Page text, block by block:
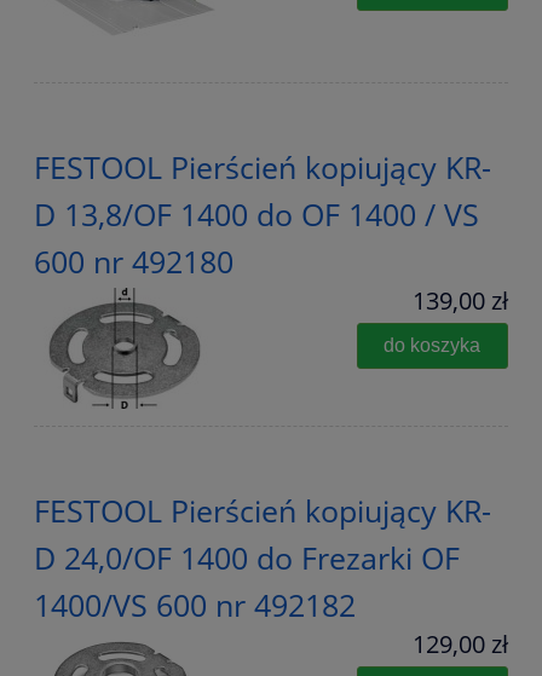
FESTOOL Pierścień kopiujący KR-
D 13,8/OF 1400 do OF 1400 / VS
600 nr 492180
139,00 zł
do koszyka
FESTOOL Pierścień kopiujący KR-
D 24,0/OF 1400 do Frezarki OF
1400/VS 600 nr 492182
129,00 zł